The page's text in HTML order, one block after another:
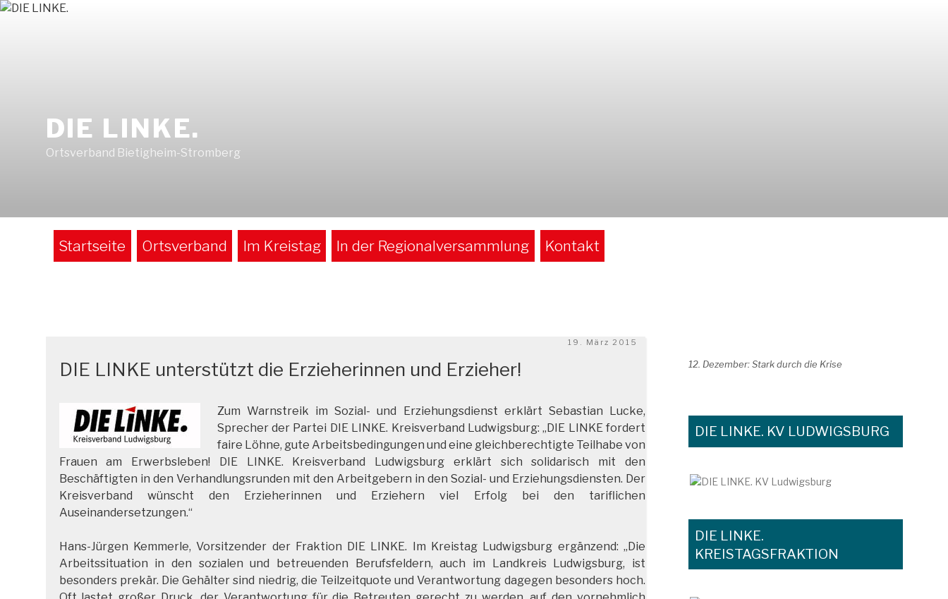
Zum
DIE LINKE.
Ortsverband Bietigheim-Stromberg
Startseite Ortsverband Im Kreistag In der Regionalversammlung Kontakt
Veröffentlicht
19. März 2015
DIE LINKE unterstützt die Erzieherinnen und Erzieher!
Zum Warnstreik im Sozial- und Erziehungsdienst erklärt Sebastian Lucke,
Sprecher der Partei DIE LINKE. Kreisverband Ludwigsburg: „DIE LINKE fordert
faire Löhne, gute Arbeitsbedingungen und eine gleichberechtigte Teilhabe von
Frauen am Erwerbsleben! DIE LINKE. Kreisverband Ludwigsburg erklärt sich solidarisch mit den
Beschäftigten in den Verhandlungsrunden mit den Arbeitgebern in den Sozial- und Erziehungsdiensten. Der
Kreisverband wünscht den Erzieherinnen und Erziehern viel Erfolg bei den tariflichen
Auseinandersetzungen.“
Hans-Jürgen Kemmerle, Vorsitzender der Fraktion DIE LINKE. Im Kreistag Ludwigsburg ergänzend: „Die
Arbeitssituation in den sozialen und betreuenden Berufsfeldern, auch im Landkreis Ludwigsburg, ist
besonders prekär. Die Gehälter sind niedrig, die Teilzeitquote und Verantwortung dagegen besonders hoch.
12. Dezember: Stark durch die Krise
DIE LINKE. KV LUDWIGSBURG
DIE LINKE.
KREISTAGSFRAKTION